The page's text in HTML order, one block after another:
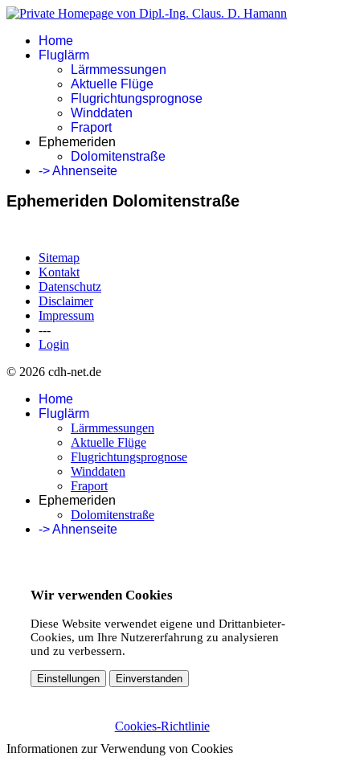
Home
Fluglärm
Lärmmessungen
Aktuelle Flüge
Flugrichtungsprognose
Winddaten
Fraport
Ephemeriden
Dolomitenstraße
-> Ahnenseite
Ephemeriden Dolomitenstraße
Sitemap
Kontakt
Datenschutz
Disclaimer
Impressum
---
Login
© 2026 cdh-net.de
Home
Fluglärm
Lärmmessungen
Aktuelle Flüge
Flugrichtungsprognose
Winddaten
Fraport
Ephemeriden
Dolomitenstraße
-> Ahnenseite
Wir verwenden Cookies
Diese Website verwendet eigene und Drittanbieter-
Cookies, um Ihre Nutzererfahrung zu analysieren
und zu verbessern.
Einstellungen Einverstanden
Cookies-Richtlinie
Informationen zur Verwendung von Cookies